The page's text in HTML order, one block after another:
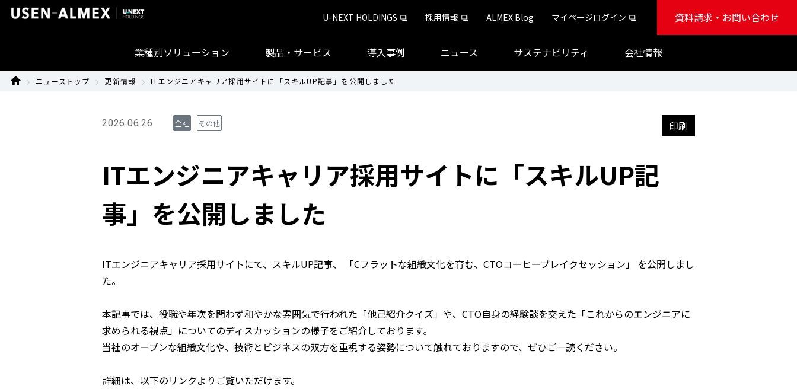
業種別ソリューション 製品・サービス 導入事例 ニュース サステナビリティ 会社情報
U-NEXT HOLDINGS 採用情報 ALMEX Blog マイページログイン 資料請求・お問い合わせ
ニューストップ 更新情報 ITエンジニアキャリア採用サイトに「スキルUP記事」を公開しました
2026.06.26 全社 その他 印刷
ITエンジニアキャリア採用サイトに「スキルUP記
事」を公開しました
ITエンジニアキャリア採用サイトにて、スキルUP記事、 「Cフラットな組織文化を育む、CTOコーヒーブレイクセッション」 を公開しまし
た。
本記事では、役職や年次を問わず和やかな雰囲気で行われた「他己紹介クイズ」や、CTO自身の経験談を交えた「これからのエンジニアに
求められる視点」についてのディスカッションの様子をご紹介しております。
当社のオープンな組織文化や、技術とビジネスの双方を重視する姿勢について触れておりますので、ぜひご一読ください。
詳細は、以下のリンクよりご覧いただけます。